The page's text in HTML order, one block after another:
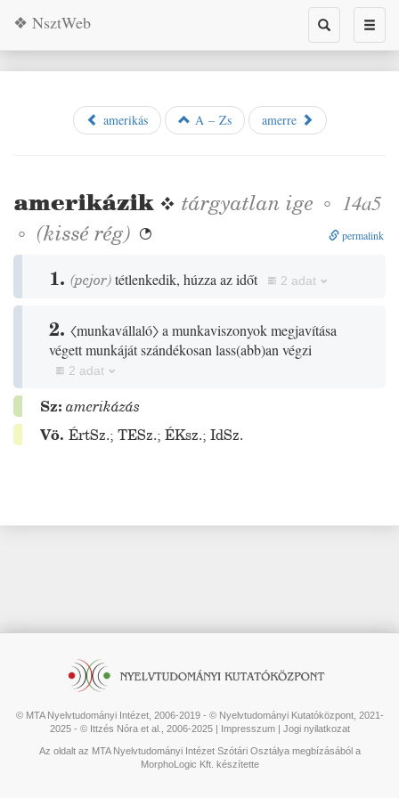
Toggle
search
❖ NsztWeb
amerikás A – Zs amerre
amerikázik❖ tárgyatlan ige ◦ 14a5
◦ (kissérég)  permalink
1. (pejor)tétlenkedik, húzza az időt 2 adat
2. 〈munkavállaló〉a munkaviszonyok megjavítása
végett munkáját szándékosan lass(abb)an végzi
2 adat
Sz: amerikázás
Vö. ÉrtSz.; TESz.; ÉKsz.; IdSz.
© MTA Nyelvtudományi Intézet, 2006-2019 - © Nyelvtudományi Kutatóközpont, 2021-
2025 - © Ittzés Nóra et al., 2006-2025 | Impresszum| Jogi nyilatkozat
Az oldalt az MTA Nyelvtudományi Intézet Szótári Osztálya megbízásából a
MorphoLogic Kft. készítette